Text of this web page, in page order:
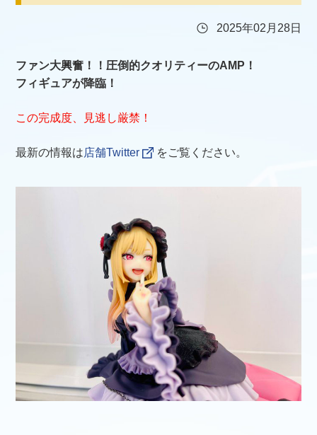
2025年02月28日
ファン大興奮！！圧倒的クオリティーのAMP！
フィギュアが降臨！
この完成度、見逃し厳禁！
最新の情報は店舗Twitter をご覧ください。